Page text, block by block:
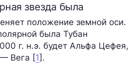
звезда была
положение земной оси.
была Тубан
г. н.э. будет Альфа Цефея,
— Вега [1].